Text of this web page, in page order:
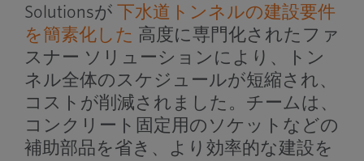
Solutionsが
下水道トンネルの建設要件
を簡素化した 高度に専門化されたファ
スナー ソリューションにより、トン
ネル全体のスケジュールが短縮され、
コストが削減されました。チームは、
コンクリート固定用のソケットなどの
補助部品を省き、より効率的な建設を